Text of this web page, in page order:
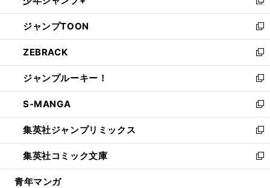
開
く
ウ
で
開
く
ン
ド
ウ
で
開
く
い
ウ
ィ
ン
ド
ウ
で
開
く
新
し
い
ウ
ィ
ン
ド
ウ
で
開
く
ジャンプTOON
新
し
い
ウ
ィ
ン
ド
ウ
で
開
く
ZEBRACK
新
し
い
ウ
ィ
ン
ド
ウ
で
開
ジャンプルーキー！
新
し
い
ウ
ィ
ン
ド
ウ
S-MANGA
新
し
い
ウ
ィ
ン
集英社ジャンプリミックス
新
し
い
ウ
集英社コミック文庫
新
し
青年マンガ